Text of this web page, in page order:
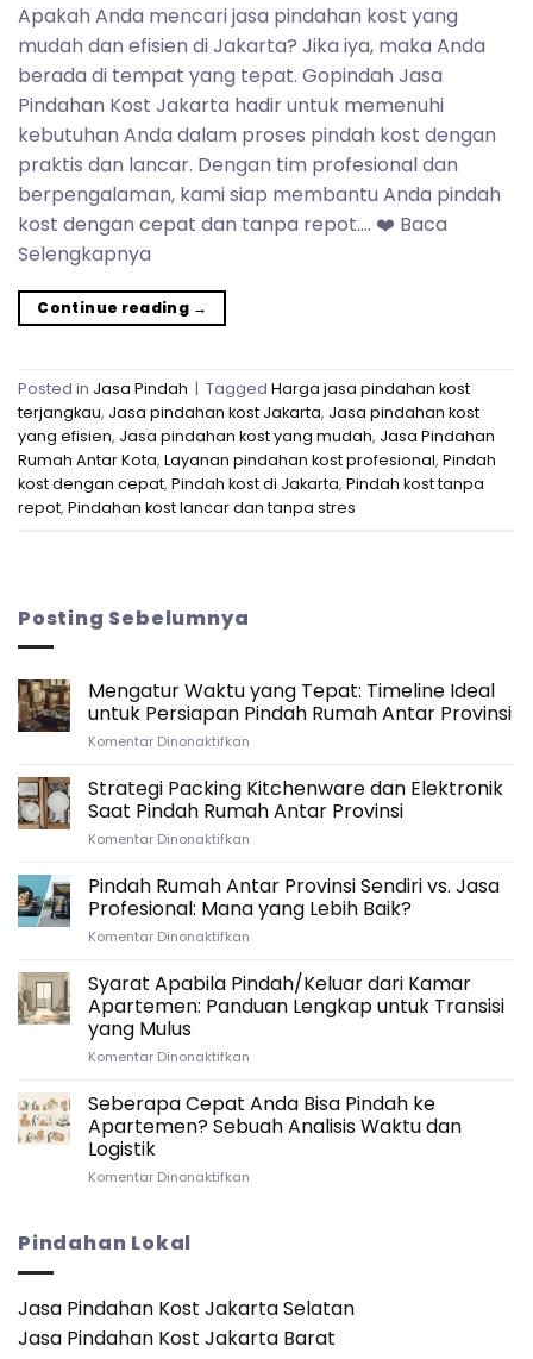
Apakah Anda mencari jasa pindahan kost yang
mudah dan efisien di Jakarta? Jika iya, maka Anda
berada di tempat yang tepat. Gopindah Jasa
Pindahan Kost Jakarta hadir untuk memenuhi
kebutuhan Anda dalam proses pindah kost dengan
praktis dan lancar. Dengan tim profesional dan
berpengalaman, kami siap membantu Anda pindah
kost dengan cepat dan tanpa repot…. ❤️ Baca
Selengkapnya
Continue reading →
Posted in Jasa Pindah | Tagged Harga jasa pindahan kost
terjangkau, Jasa pindahan kost Jakarta, Jasa pindahan kost
yang efisien, Jasa pindahan kost yang mudah, Jasa Pindahan
Rumah Antar Kota, Layanan pindahan kost profesional, Pindah
kost dengan cepat, Pindah kost di Jakarta, Pindah kost tanpa
repot, Pindahan kost lancar dan tanpa stres
Posting Sebelumnya
Mengatur Waktu yang Tepat: Timeline Ideal
untuk Persiapan Pindah Rumah Antar Provinsi
Komentar Dinonaktifkan
Waktu
yang
Tepat:
untuk
Persiapan
Pindah
Provinsi
Strategi Packing Kitchenware dan Elektronik
Saat Pindah Rumah Antar Provinsi
Komentar Dinonaktifkan
Packing
Kitchenware
dan
Pindah
Rumah
Pindah Rumah Antar Provinsi Sendiri vs. Jasa
Profesional: Mana yang Lebih Baik?
Komentar Dinonaktifkan
Rumah
Antar
Provinsi
Profesional:
Mana
yang
Syarat Apabila Pindah/Keluar dari Kamar
Apartemen: Panduan Lengkap untuk Transisi
yang Mulus
Komentar Dinonaktifkan
Apabila
Pindah/Keluar
dari
Mulus
Seberapa Cepat Anda Bisa Pindah ke
Apartemen? Sebuah Analisis Waktu dan
Logistik
Komentar Dinonaktifkan
Apartemen?
Sebuah
Pindahan Lokal
Jasa Pindahan Kost Jakarta Selatan
Jasa Pindahan Kost Jakarta Barat